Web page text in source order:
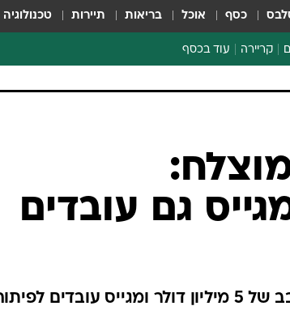
כסף אוכל בריאות תיירות טכנולוגיה
קריירה עוד בכסף
קריפטו
הלאונג'
ספורט ביזנס